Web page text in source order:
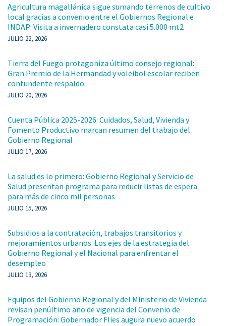
Agricultura magallánica sigue sumando terrenos de cultivo
local gracias a convenio entre el Gobiernos Regional e
INDAP: Visita a invernadero constata casi 5.000 mt2
JULIO 22, 2026
Tierra del Fuego protagoniza último consejo regional:
Gran Premio de la Hermandad y voleibol escolar reciben
contundente respaldo
JULIO 20, 2026
Cuenta Pública 2025-2026: Cuidados, Salud, Vivienda y
Fomento Productivo marcan resumen del trabajo del
Gobierno Regional
JULIO 17, 2026
La salud es lo primero: Gobierno Regional y Servicio de
Salud presentan programa para reducir listas de espera
para más de cinco mil personas
JULIO 15, 2026
Subsidios a la contratación, trabajos transitorios y
mejoramientos urbanos: Los ejes de la estrategia del
Gobierno Regional y el Nacional para enfrentar el
desempleo
JULIO 13, 2026
Equipos del Gobierno Regional y del Ministerio de Vivienda
revisan penúltimo año de vigencia del Convenio de
Programación: Gobernador Flies augura nuevo acuerdo